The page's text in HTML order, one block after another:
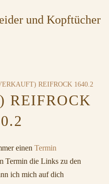
REIFROCK 1640.2
REIFROCK
einen Termin
Termin die Links zu den
ich mich auf dich